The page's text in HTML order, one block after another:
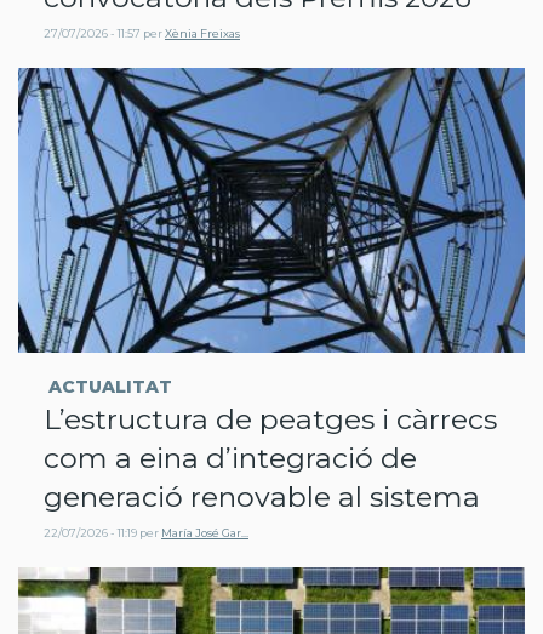
27/07/2026 - 11:57 perXènia Freixas
ACTUALITAT
L’estructura de peatges i càrrecs
com a eina d’integració de
generació renovable al sistema
22/07/2026 - 11:19 per María José Gar…